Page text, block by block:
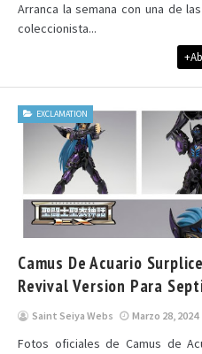
Arranca la semana con una de
coleccionista...
EXCLAMATION
Camus De Acuario
Revival Version Para
Saint Seiya Webs Marzo 28, 2024
Fotos oficiales de Camus de